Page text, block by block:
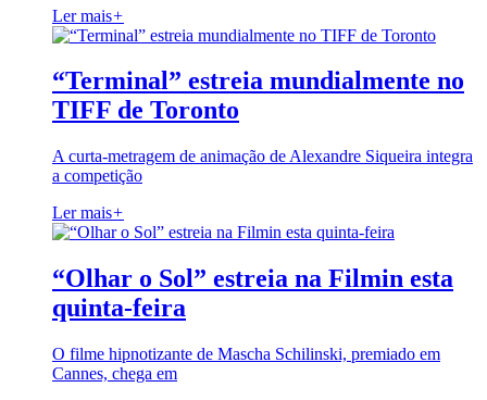
Ler mais+
“Terminal” estreia mundialmente no
TIFF de Toronto
A curta-metragem de animação de Alexandre Siqueira integra
a competição
Ler mais+
“Olhar o Sol” estreia na Filmin esta
quinta-feira
O filme hipnotizante de Mascha Schilinski, premiado em
Cannes, chega em